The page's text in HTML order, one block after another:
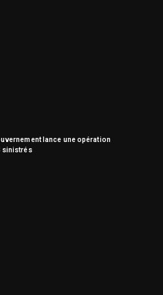
lance une opération
sinistrés